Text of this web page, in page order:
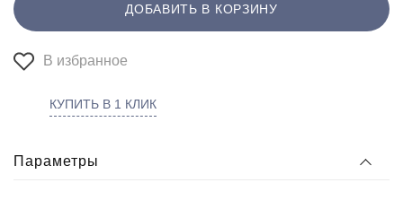
ДОБАВИТЬ В КОРЗИНУ
В избранное
КУПИТЬ В 1 КЛИК
Параметры